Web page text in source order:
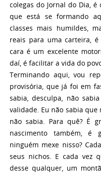
colegas do Jornal do Dia,
que está se formando
classes mais humildes,
reais para uma carteira,
cara é um excelente
daí, é facilitar a vida do
Terminando aqui, vou
provisória, que já foi em
sabia, desculpa, não
validade. Eu não sabia que
não sabia. Para quê? É
nascimento também, é
ninguém mexe nisso?
seus nichos. E cada vez
desse qualquer, um